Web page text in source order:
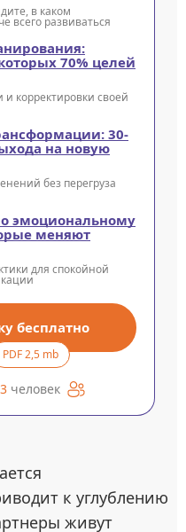
в каком
всего развиваться
70% целей
и корректировки своей
30-
на новую
без перегруза
эмоциональному
меняют
для спокойной
бесплатно
PDF 2,5 mb
человек
к углублению
живут